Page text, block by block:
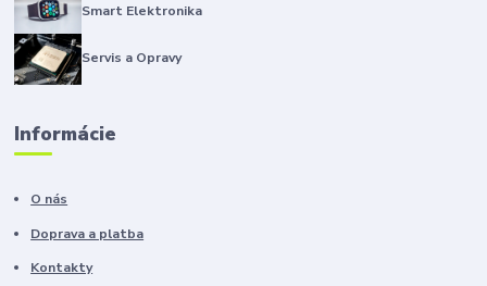
Smart Elektronika
Servis a Opravy
Informácie
O nás
Doprava a platba
Kontakty